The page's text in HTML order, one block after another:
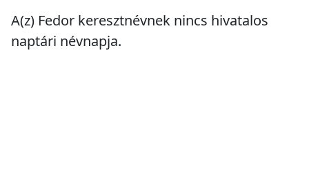
A(z) Fedor keresztnévnek nincs hivatalos
naptári névnapja.